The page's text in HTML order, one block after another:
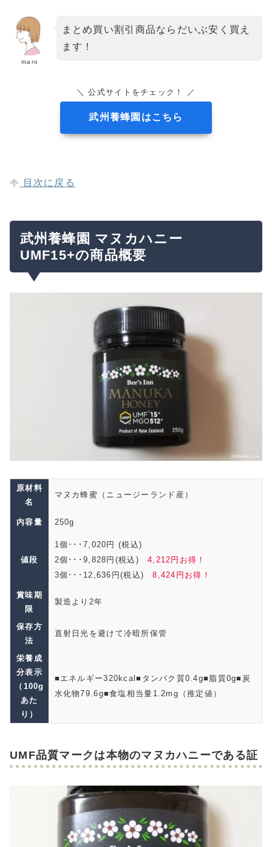
maro
まとめ買い割引商品ならだいぶ安く買え
ます！
＼ 公式サイトをチェック！ ／
武州養蜂園はこちら
目次に戻る
武州養蜂園 マヌカハニー
UMF15+の商品概要
原材料
名
マヌカ蜂蜜（ニュージーランド産）
内容量 250g
値段
1個･･･7,020円 (税込)
2個･･･9,828円(税込)4,212円お得！
3個･･･12,636円(税込)8,424円お得！
賞味期
限
製造より2年
保存方
法
直射日光を避けて冷暗所保管
栄養成
分表示
（100g
あた
り）
■エネルギー320kcal■タンパク質0.4g■脂質0g■炭
水化物79.6g■食塩相当量1.2mg（推定値）
UMF品質マークは本物のマヌカハニーである証